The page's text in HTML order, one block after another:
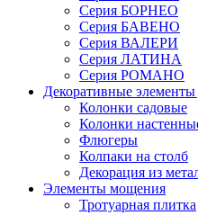
Серия БОРНЕО
Серия БАВЕНО
Серия ВАЛЕРИ
Серия ЛАТИНА
Серия РОМАНО
Декоративные элементы
Колонки садовые
Колонки
Флюгеры
Колпаки на столб
Декорация из
Элементы мощения
Тротуарная плитка